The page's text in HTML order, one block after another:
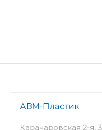
АВМ-Пластик
Карачаровская 2-я, 3